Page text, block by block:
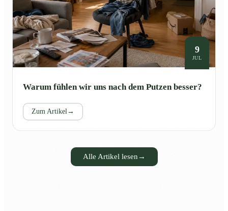
9
JUL
Warum fühlen wir uns nach dem Putzen besser?
Zum Artikel →
Alle Artikel lesen →